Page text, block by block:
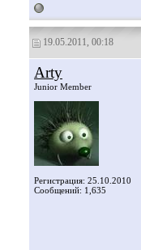
19.05.2011, 00:18
Arty
Junior Member
Регистрация: 25.10.2010
Сообщений: 1,635